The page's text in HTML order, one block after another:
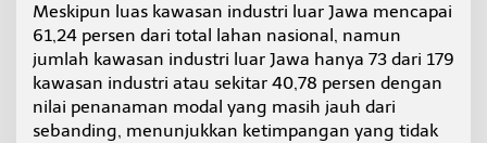
Meskipun luas kawasan industri luar Jawa mencapai
61,24 persen dari total lahan nasional, namun
jumlah kawasan industri luar Jawa hanya 73 dari 179
kawasan industri atau sekitar 40,78 persen dengan
nilai penanaman modal yang masih jauh dari
sebanding, menunjukkan ketimpangan yang tidak